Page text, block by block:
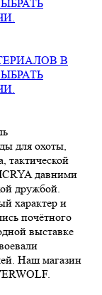
В
для охоты,
тактической
давними
дружбой.
характер и
почётного
выставке
Наш магазин